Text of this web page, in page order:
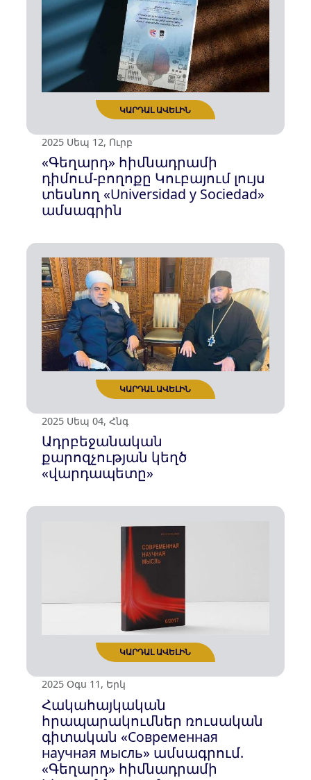
ԿԱՐԴԱԼ ԱՎԵԼԻՆ
2025 Սեպ 12, Ուրբ
դիմում-բողոքը Կուբայում լույս
տեսնող «Universidad y Sociedad»
ամսագրին
ԿԱՐԴԱԼ ԱՎԵԼԻՆ
2025 Սեպ 04, Հնգ
Ադրբեջանական
քարոզչության կեղծ
«վարդապետը»